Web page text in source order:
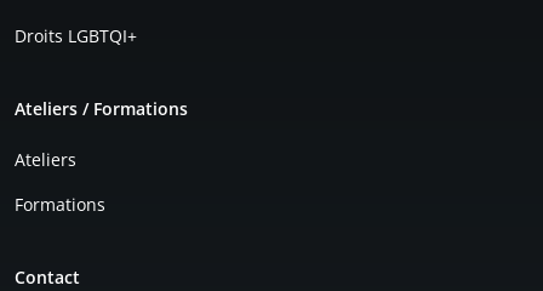
Droits LGBTQI+
Ateliers / Formations
Ateliers
Formations
Contact